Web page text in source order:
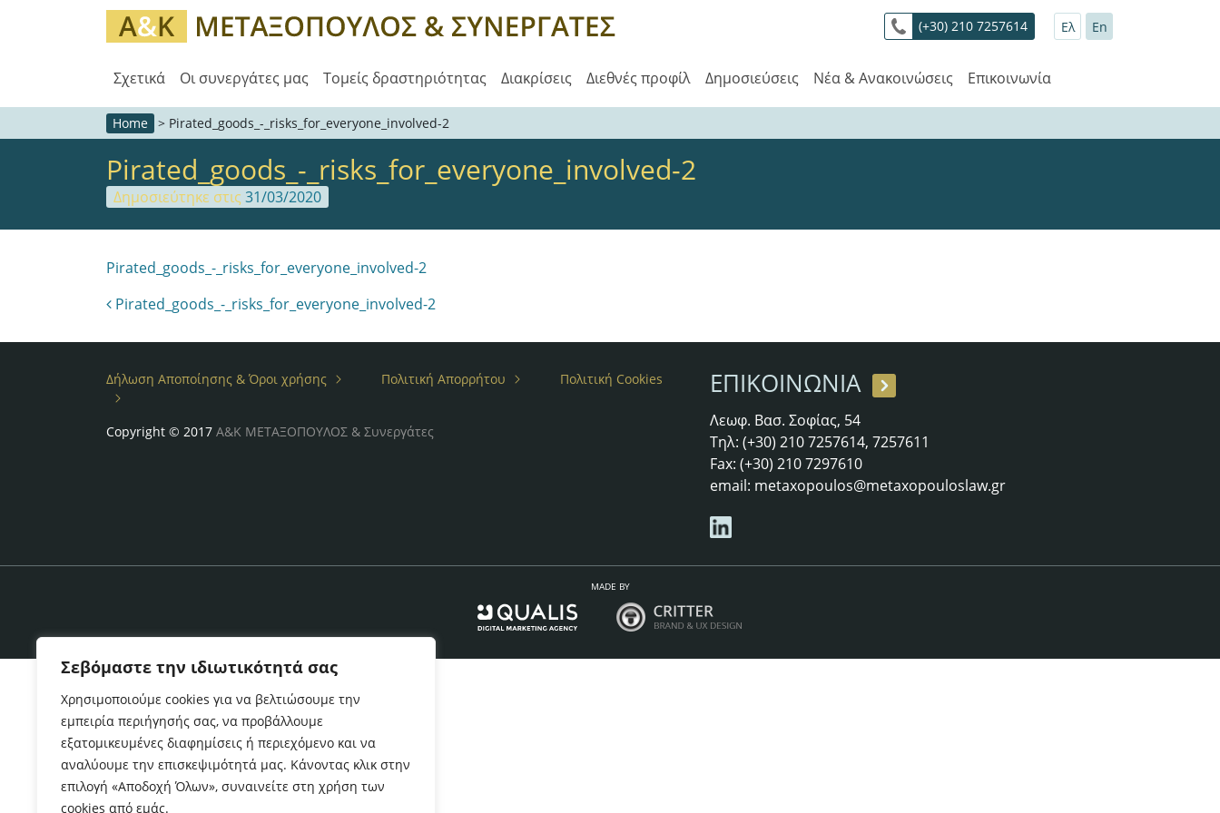
Σεβόμαστε την ιδιωτικότητά σας
Χρησιμοποιούμε cookies για να βελτιώσουμε την
εμπειρία περιήγησής σας, να προβάλλουμε
εξατομικευμένες διαφημίσεις ή περιεχόμενο και να
αναλύουμε την επισκεψιμότητά μας. Κάνοντας κλικ στην
επιλογή «Αποδοχή Όλων», συναινείτε στη χρήση των
cookies από εμάς.
(+30) 210 7257614 Ελ En
Σχετικά Οι συνεργάτες μας Τομείς δραστηριότητας Διακρίσεις Διεθνές προφίλ Δημοσιεύσεις Νέα & Ανακοινώσεις Επικοινωνία
Home > Pirated_goods_-_risks_for_everyone_involved-2
Pirated_goods_-_risks_for_everyone_involved-2
Δημοσιεύτηκε στις 31/03/2020
Pirated_goods_-_risks_for_everyone_involved-2
Post navigation
Pirated_goods_-_risks_for_everyone_involved-2
Δήλωση Αποποίησης & Όροι χρήσης Πολιτική Απορρήτου Πολιτική Cookies
Copyright © 2017 Α&Κ ΜΕΤΑΞΟΠΟΥΛΟΣ & Συνεργάτες
ΕΠΙΚΟΙΝΩΝΙΑ
Λεωφ. Βασ. Σοφίας, 54
Τηλ: (+30) 210 7257614, 7257611
Fax: (+30) 210 7297610
email: metaxopoulos@metaxopouloslaw.gr
MADE BY